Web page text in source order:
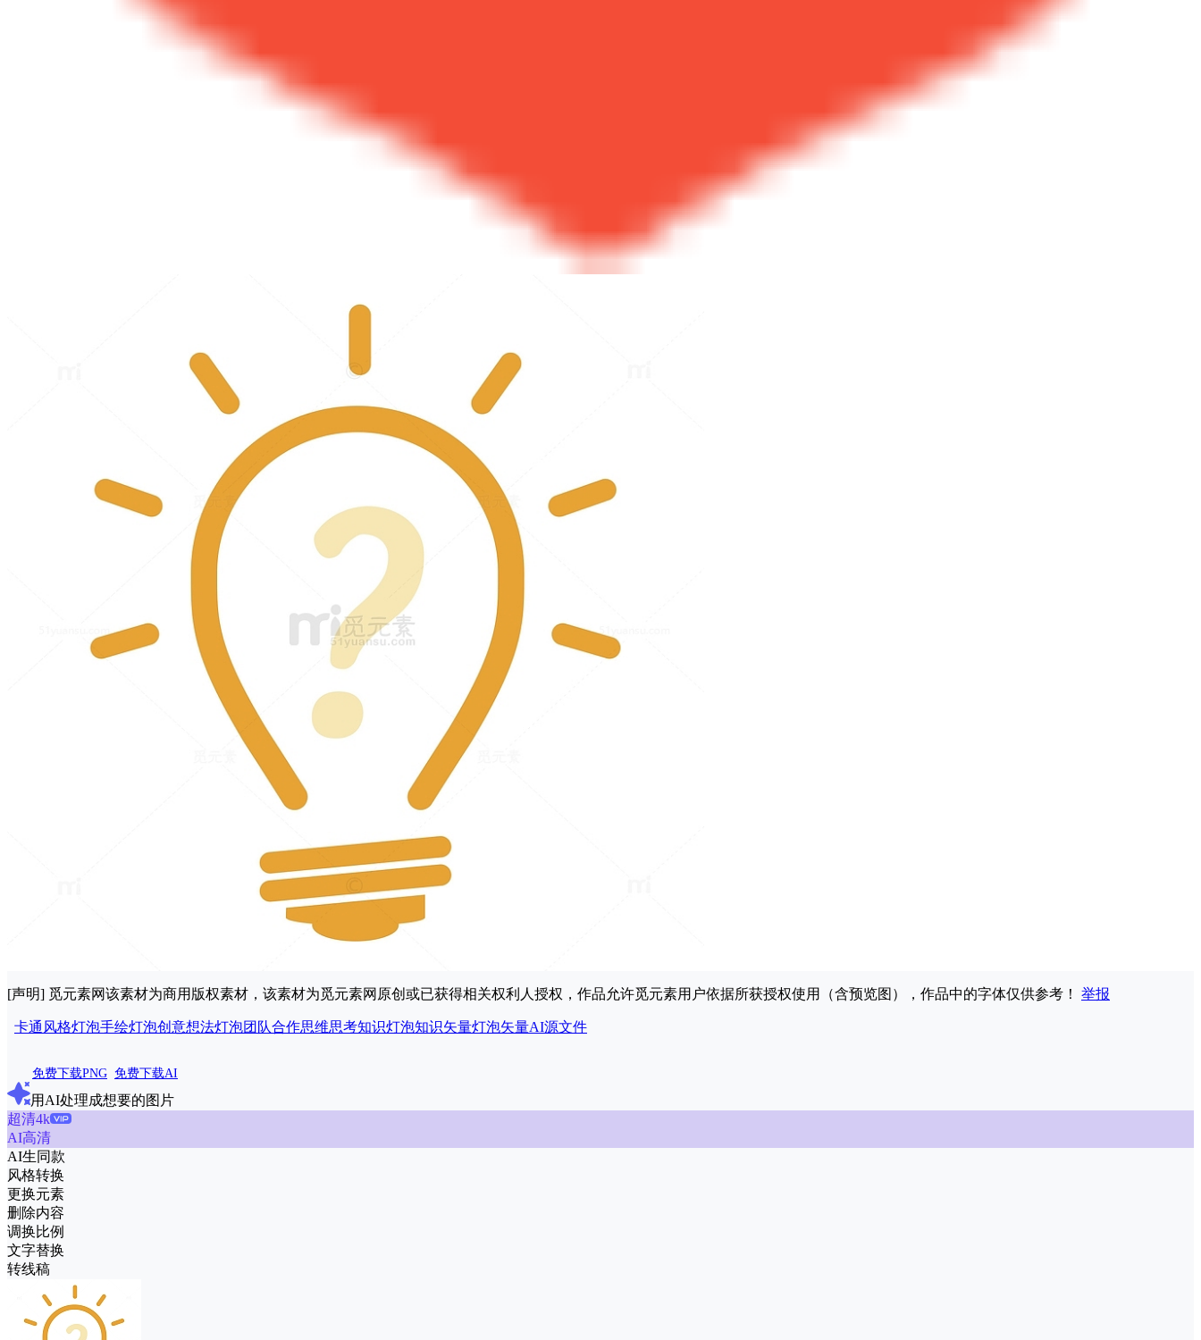
[声明] 觅元素网该素材为商用版权素材，该素材为觅元素网原创或已获得相关权利人授权，作品允许觅元素用户依据所获授权使用（含预览图），作品中的字体仅供参考！ 举报
卡通风格灯泡手绘灯泡创意想法灯泡团队合作思维思考知识灯泡知识矢量灯泡矢量AI源文件
免费下载PNG 免费下载AI
用AI处理成想要的图片
超清4k
AI高清
AI生同款
风格转换
更换元素
删除内容
调换比例
文字替换
转线稿